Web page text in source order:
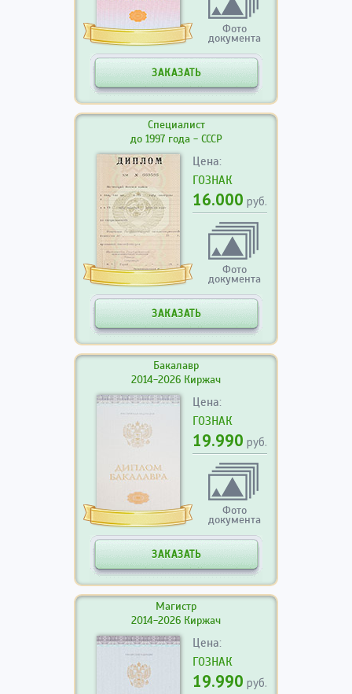
Фото
документа
ЗАКАЗАТЬ
Специалист
до 1997 года - СССР
Цена:
ГОЗНАК
16.000 руб.
Фото
документа
ЗАКАЗАТЬ
Бакалавр
2014-2026 Киржач
Цена:
ГОЗНАК
19.990 руб.
Фото
документа
ЗАКАЗАТЬ
Магистр
2014-2026 Киржач
Цена:
ГОЗНАК
19.990 руб.